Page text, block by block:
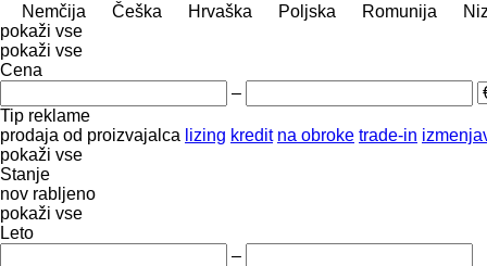
Nemčija
Češka Hrvaška Poljska Romunija
pokaži vse
pokaži vse
Cena
–
Tip reklame
prodaja od proizvajalca lizing kredit na obroke trade-in
pokaži vse
Stanje
nov rabljeno
pokaži vse
Leto
–